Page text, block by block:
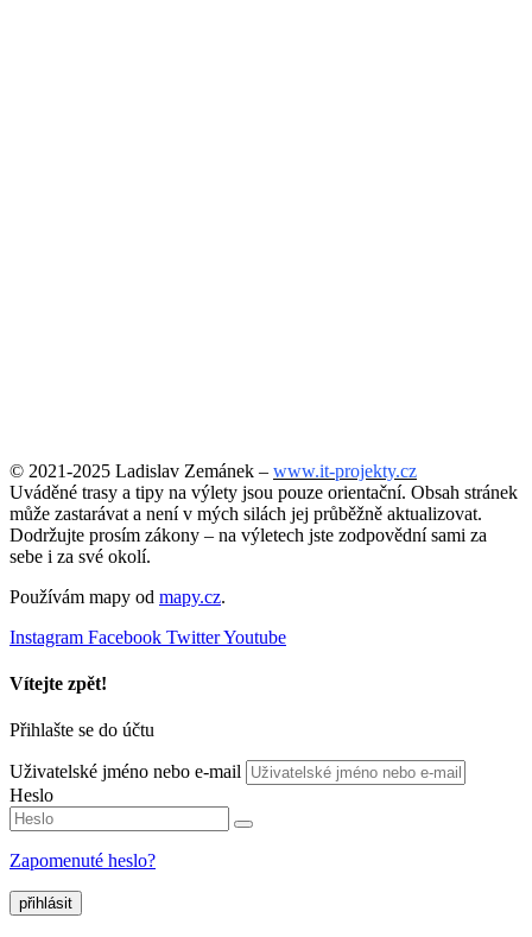
© 2021-2025 Ladislav Zemánek – www.it-projekty.cz
Uváděné trasy a tipy na výlety jsou pouze orientační. Obsah stránek
může zastarávat a není v mých silách jej průběžně aktualizovat.
Dodržujte prosím zákony – na výletech jste zodpovědní sami za
sebe i za své okolí.
Používám mapy od mapy.cz.
Instagram Facebook TwitterYoutube
Vítejte zpět!
Přihlašte se do účtu
Uživatelské jméno nebo e-mail
Heslo
Zapomenuté heslo?
přihlásit